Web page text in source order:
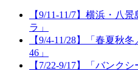
【9/11-11/7】横浜・八
ラ」
【9/4-11/28】「春夏秋
46」
【7/22-9/17】「バンクシ